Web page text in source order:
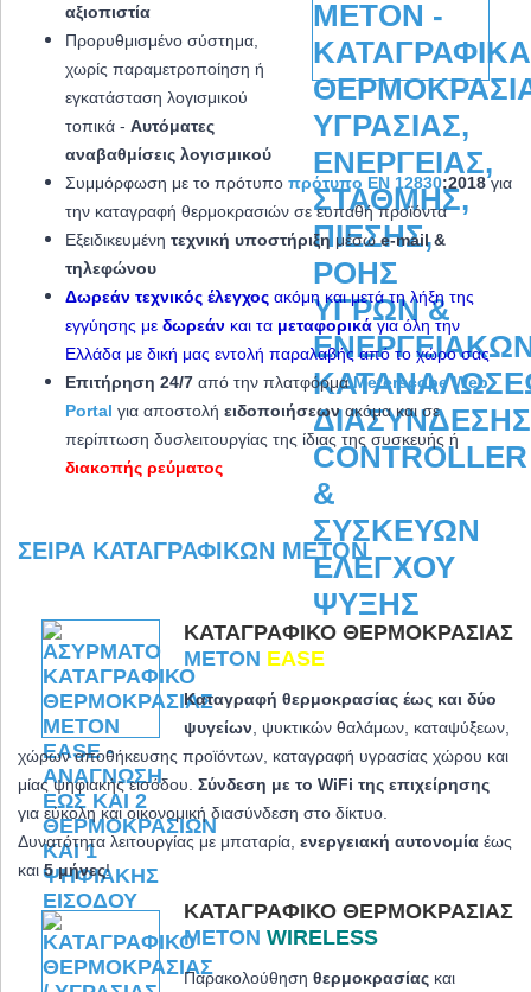
αξιοπιστία
Προρυθμισμένο σύστημα,
χωρίς παραμετροποίηση ή
εγκατάσταση λογισμικού
τοπικά - Αυτόματες
αναβαθμίσεις λογισμικού
Συμμόρφωση με το πρότυπο πρότυπο EN 12830:2018 για
την καταγραφή θερμοκρασιών σε ευπαθή προϊόντα
Εξειδικευμένη τεχνική υποστήριξη μέσωe-mail &
τηλεφώνου
Δωρεάν τεχνικός έλεγχος ακόμη και μετά τη λήξη της
εγγύησης με δωρεάν και τα μεταφορικάγια όλη την
Ελλάδα με δική μας εντολή παραλαβής από το χώρο σας
Επιτήρηση 24/7 από την πλατφόρμα Meterscope Web
Portal για αποστολή ειδοποιήσεων ακόμα και σε
περίπτωση δυσλειτουργίας της ίδιας της συσκευής ή
διακοπής ρεύματος
ΣΕΙΡΆ ΚΑΤΑΓΡΑΦΙΚΏΝ METON
ΚΑΤΑΓΡΑΦΙΚΌ ΘΕΡΜΟΚΡΑΣΊΑΣ
METON EASE
Καταγραφή θερμοκρασίας έως και δύο
ψυγείων , ψυκτικών θαλάμων, καταψύξεων,
χώρων αποθήκευσης προϊόντων, καταγραφή υγρασίας χώρου και
μίας ψηφιακής εισόδου. Σύνδεση με το WiFi της επιχείρησης
για εύκολη και οικονομική διασύνδεση στο δίκτυο.
Δυνατότητα λειτουργίας με μπαταρία, ενεργειακή αυτονομία έως
και5 μήνες!
ΚΑΤΑΓΡΑΦΙΚΌ ΘΕΡΜΟΚΡΑΣΊΑΣ
METON WIRELESS
Παρακολούθηση θερμοκρασίας και